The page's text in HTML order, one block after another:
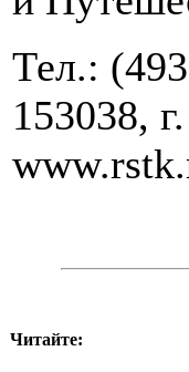
Тел.:
153038,
Читайте: